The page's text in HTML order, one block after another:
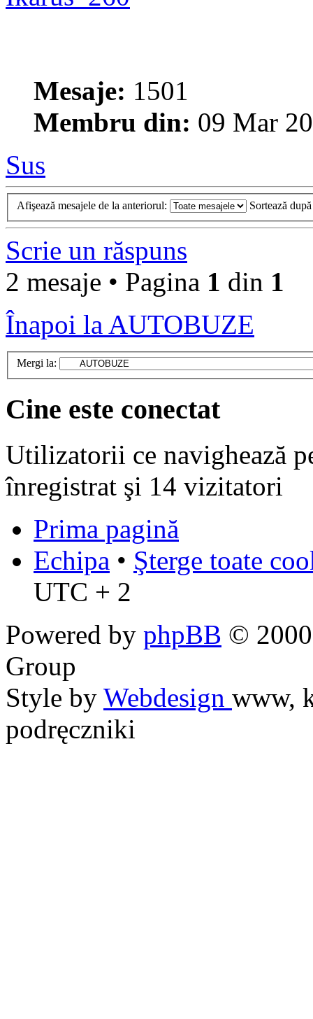
Mesaje: 1501
Membru din: 09 Mar
Sus
Afişează mesajele de la anteriorul: Sortează
Scrie un răspuns
2 mesaje • Pagina 1 din 1
Înapoi la AUTOBUZE
Mergi la:
Cine este conectat
Utilizatorii ce navighează
înregistrat şi 14 vizitatori
Prima pagină
Echipa • Şterge toate
UTC + 2
Powered by phpBB ©
Group
Style by Webdesign www,
podręczniki